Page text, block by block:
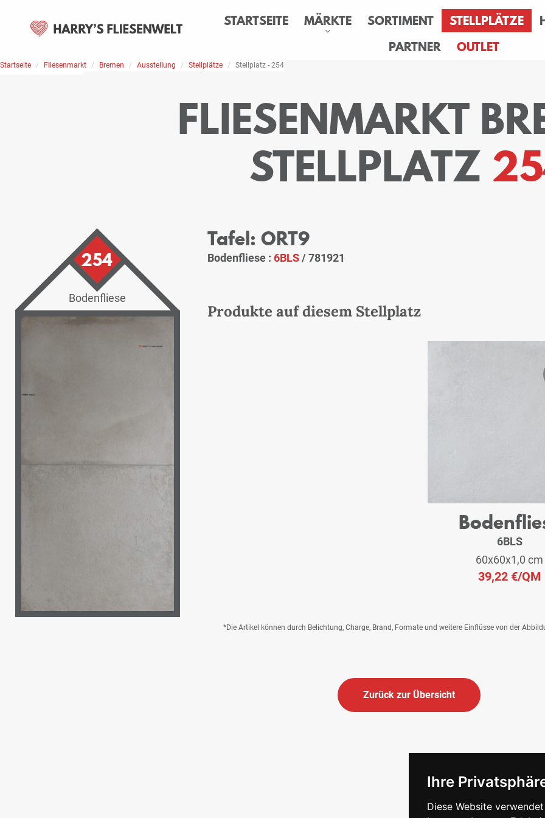
Ihre
Diese Website
STARTSEITE MÄRKTE SORTIMENT STELLPLÄTZE
PARTNER
OUTLET
Home Stellplätze
Startseite Fliesenmarkt Bremen Ausstellung Stellplätze Stellplatz - 254
FLIESENMARKT
STELLPLATZ
254
Bodenfliese
Tafel: ORT9
Bodenfliese : 6BLS/ 781921
Produkte auf diesem Stellplatz
6BLS
60x60x1,0 cm
39,22 €/QM
*Die Artikel können durch Belichtung, Charge, Brand, Formate und weitere Einflüsse von der
Zurück zur Übersicht